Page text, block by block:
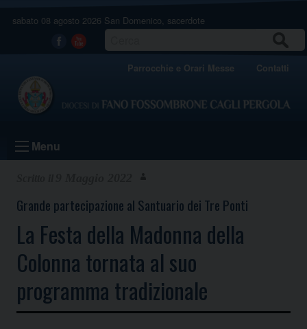
sabato 08 agosto 2026 San Domenico, sacerdote
Facebook
Youtube
Parrocchie e Orari Messe Contatti
Menu
Grande partecipazione al Santuario dei Tre Ponti
La Festa della Madonna della
Colonna tornata al suo
programma tradizionale